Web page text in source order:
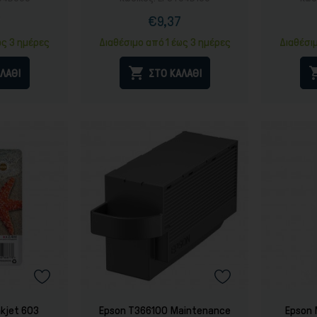
3 ημέρες
Τιμή
€9,37Κανονική
τιμή
Διαθέσιμο από 1 έως 3 ημέρες
 ΣΤΟ ΚΑΛΑΘΙ
603
Epson T366100 Maintenance